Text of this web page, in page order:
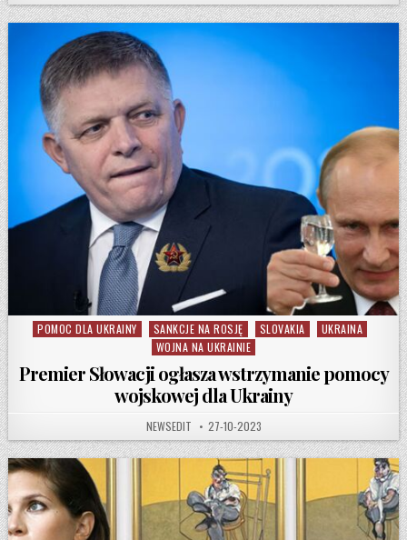
Posted in
POMOC DLA UKRAINY SANKCJE NA ROSJĘ SLOVAKIA
UKRAINA
WOJNA NA UKRAINIE
Premier Słowacji ogłasza wstrzymanie pomocy
wojskowej dla Ukrainy
AUTHOR:
NEWSEDIT PUBLISHED DATE:
27-10-2023